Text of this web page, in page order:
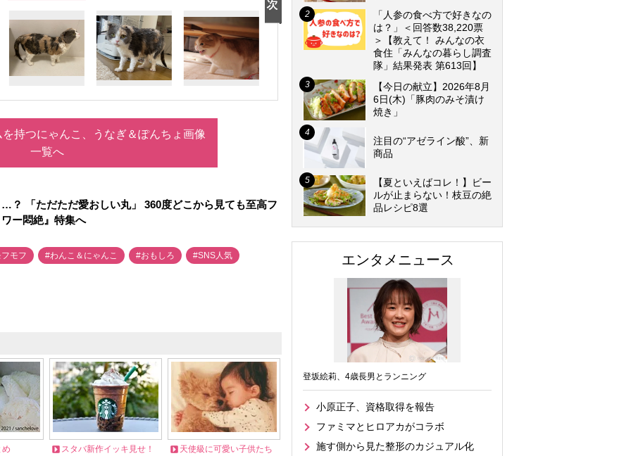
持つにゃんこ、うなぎ＆ぽんちょ画像
一覧へ
？ 「ただただ愛おしい丸」 360度どこから見ても至高フ
ー悶絶』特集へ
モフ #わんこ＆にゃんこ #おもしろ #SNS人気
め スタバ新作イッキ見せ！ 天使級に可愛い子供たち
「人参の食べ方で好きなの
は？」＜回答数38,220票
＞【教えて！ みんなの衣
食住「みんなの暮らし調査
隊」結果発表 第613回】
【今日の献立】2026年8月
6日(木)「豚肉のみそ漬け
焼き」
注目の“アゼライン酸”、新
商品
【夏といえばコレ！】ビー
ルが止まらない！枝豆の絶
品レシピ8選
エンタメニュース
登坂絵莉、4歳長男とランニング
小原正子、資格取得を報告
ファミマとヒロアカがコラボ
施す側から見た整形のカジュアル化